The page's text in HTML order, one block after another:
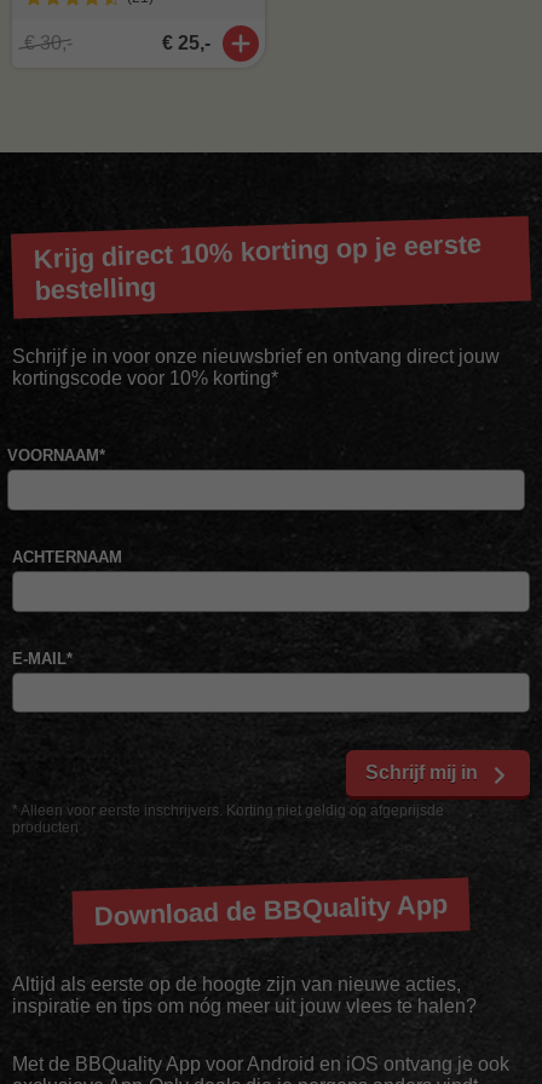
€ 30,- € 25,-
Krijg direct 10% korting op je eerste
bestelling
Schrijf je in voor onze nieuwsbrief en ontvang direct jouw
kortingscode voor 10% korting*
* Alleen voor eerste inschrijvers. Korting niet geldig op afgeprijsde
producten
VOORNAAM*
ACHTERNAAM
E-MAIL*
Schrijf mij in
Download de BBQuality App
Altijd als eerste op de hoogte zijn van nieuwe acties,
inspiratie en tips om nóg meer uit jouw vlees te halen?
Met de BBQuality App voor Android en iOS ontvang je ook